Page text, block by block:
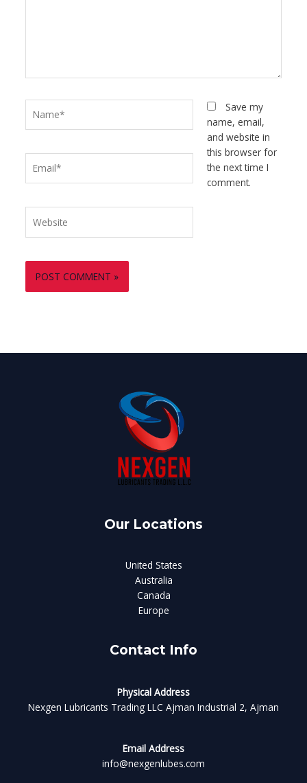
Save my
name, email,
and website in
this browser for
the next time I
comment.
Our Locations
United States
Australia
Canada
Europe
Contact Info
Physical Address​
Nexgen Lubricants Trading LLC Ajman Industrial 2, Ajman
Email Address
info@nexgenlubes.com